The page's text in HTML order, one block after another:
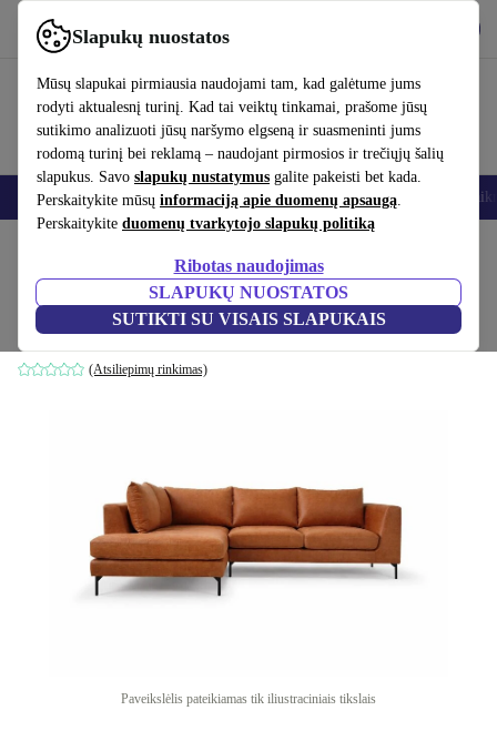
Slapukų nuostatos
Mūsų slapukai pirmiausia naudojami tam, kad galėtume jums
rodyti aktualesnį turinį. Kad tai veiktų tinkamai, prašome jūsų
sutikimo analizuoti jūsų naršymo elgseną ir suasmeninti jums
rodomą turinį bei reklamą – naudojant pirmosios ir trečiųjų šalių
slapukus. Savo slapukų nustatymus galite pakeisti bet kada.
Perskaitykite mūsų informaciją apie duomenų apsaugą.
Perskaitykite duomenų tvarkytojo slapukų politiką
Ribotas naudojimas
SLAPUKŲ NUOSTATOS
SUTIKTI SU VISAIS SLAPUKAIS
Naudok refurbed greitai ir paprastai
Išmanieji telefonai Nešiojamieji kompiuteriai Planšetės Išmanieji
Noa kampinė sofa kairėje Soffy Cognac
ruda
(Atsiliepimų rinkimas)
Paveikslėlis pateikiamas tik iliustraciniais tikslais